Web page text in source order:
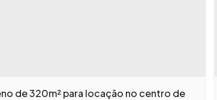
de 320m² para locação no centro de